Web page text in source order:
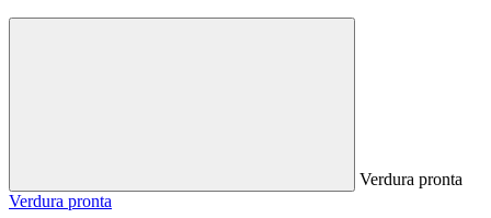
Verdura pronta
Verdura pronta